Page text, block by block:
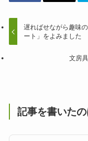
遅ればせながら趣味
ート」をよみました
文房
記事を書いた